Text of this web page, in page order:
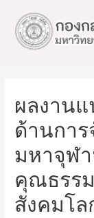
ผลงาน
ด้านกา
มหาจุฬ
คุณธรร
สังคมโล